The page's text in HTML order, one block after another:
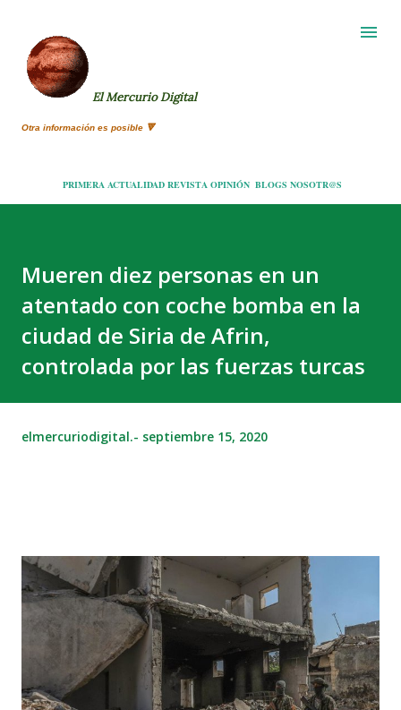
El Mercurio Digital
Otra información es posible 🔻
PRIMERA ACTUALIDAD REVISTA OPINIÓN BLOGS NOSOTR@S
Mueren diez personas en un
atentado con coche bomba en la
ciudad de Siria de Afrin,
controlada por las fuerzas turcas
elmercuriodigital.- septiembre 15, 2020